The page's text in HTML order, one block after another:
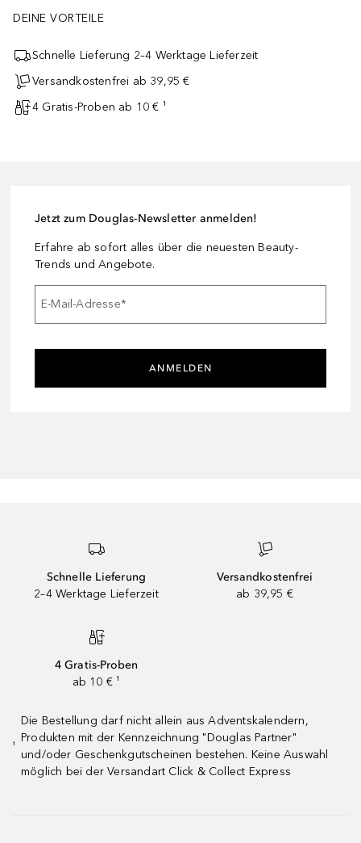
DEINE VORTEILE
Schnelle Lieferung 2–4 Werktage Lieferzeit
Versandkostenfrei ab 39,95 €
4 Gratis-Proben ab 10 € ¹
Jetzt zum Douglas-Newsletter anmelden!
Erfahre ab sofort alles über die neuesten Beauty-
Trends und Angebote.
E-Mail-Adresse*
ANMELDEN
Schnelle Lieferung
2–4 Werktage Lieferzeit
Versandkostenfrei
ab 39,95 €
4 Gratis-Proben
ab 10 € ¹
¹
Die Bestellung darf nicht allein aus Adventskalendern,
Produkten mit der Kennzeichnung "Douglas Partner"
und/oder Geschenkgutscheinen bestehen. Keine Auswahl
möglich bei der Versandart Click & Collect Express